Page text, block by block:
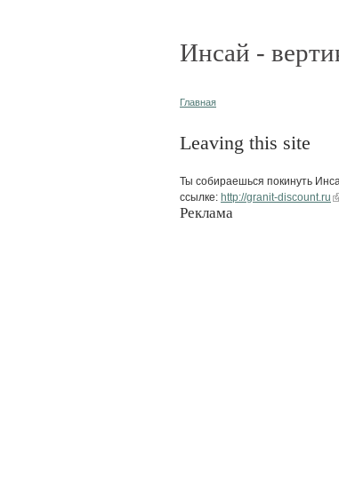
Инсай -
Главная
Leaving this site
Ты собираешься покинуть
ссылке: http://granit-discount.ru
Реклама